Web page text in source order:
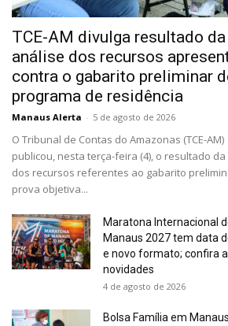
TCE-AM divulga resultado da
análise dos recursos
contra o gabarito preliminar
programa de residência
Manaus Alerta - 5 de agosto de 2026
O Tribunal de Contas do Amazonas (TCE-AM)
publicou, nesta terça-feira (4), o resultado
dos recursos referentes ao gabarito
prova objetiva...
Maratona Internacional
Manaus 2027 tem data
e novo formato; confira
novidades
4 de agosto de 2026
Bolsa Família em